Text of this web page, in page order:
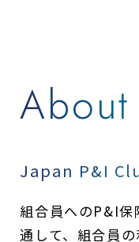
About
Japan P&I
組合員へのP&I保
通して、 組合員